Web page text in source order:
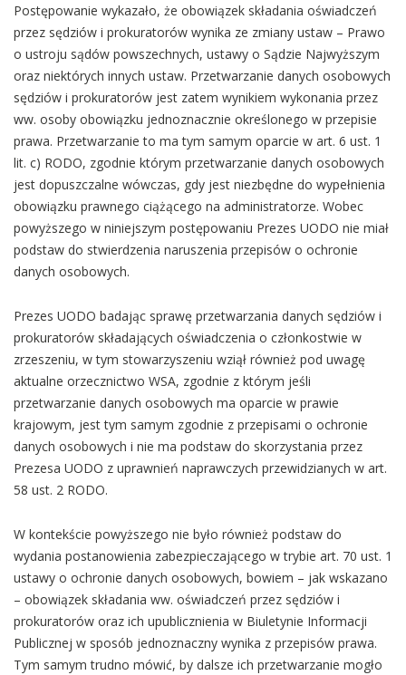
Postępowanie wykazało, że obowiązek składania oświadczeń
przez sędziów i prokuratorów wynika ze zmiany ustaw – Prawo
o ustroju sądów powszechnych, ustawy o Sądzie Najwyższym
oraz niektórych innych ustaw. Przetwarzanie danych osobowych
sędziów i prokuratorów jest zatem wynikiem wykonania przez
ww. osoby obowiązku jednoznacznie określonego w przepisie
prawa. Przetwarzanie to ma tym samym oparcie w art. 6 ust. 1
lit. c) RODO, zgodnie którym przetwarzanie danych osobowych
jest dopuszczalne wówczas, gdy jest niezbędne do wypełnienia
obowiązku prawnego ciążącego na administratorze. Wobec
powyższego w niniejszym postępowaniu Prezes UODO nie miał
podstaw do stwierdzenia naruszenia przepisów o ochronie
danych osobowych.
Prezes UODO badając sprawę przetwarzania danych sędziów i
prokuratorów składających oświadczenia o członkostwie w
zrzeszeniu, w tym stowarzyszeniu wziął również pod uwagę
aktualne orzecznictwo WSA, zgodnie z którym jeśli
przetwarzanie danych osobowych ma oparcie w prawie
krajowym, jest tym samym zgodnie z przepisami o ochronie
danych osobowych i nie ma podstaw do skorzystania przez
Prezesa UODO z uprawnień naprawczych przewidzianych w art.
58 ust. 2 RODO.
W kontekście powyższego nie było również podstaw do
wydania postanowienia zabezpieczającego w trybie art. 70 ust. 1
ustawy o ochronie danych osobowych, bowiem – jak wskazano
– obowiązek składania ww. oświadczeń przez sędziów i
prokuratorów oraz ich upublicznienia w Biuletynie Informacji
Publicznej w sposób jednoznaczny wynika z przepisów prawa.
Tym samym trudno mówić, by dalsze ich przetwarzanie mogło